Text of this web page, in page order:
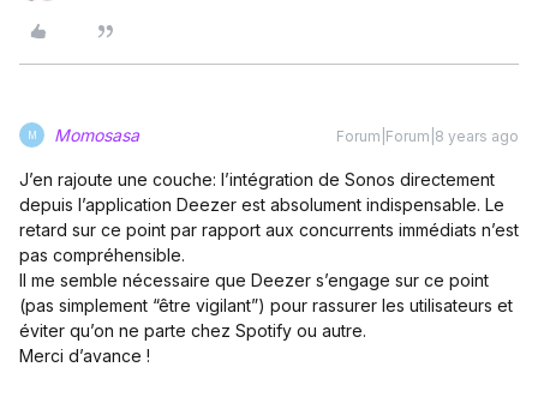
M Momosasa Forum|Forum|8 years ago
J’en rajoute une couche: l’intégration de Sonos directement
depuis l’application Deezer est absolument indispensable. Le
retard sur ce point par rapport aux concurrents immédiats n’est
pas compréhensible.
Il me semble nécessaire que Deezer s’engage sur ce point
(pas simplement “être vigilant”) pour rassurer les utilisateurs et
éviter qu’on ne parte chez Spotify ou autre.
Merci d’avance !